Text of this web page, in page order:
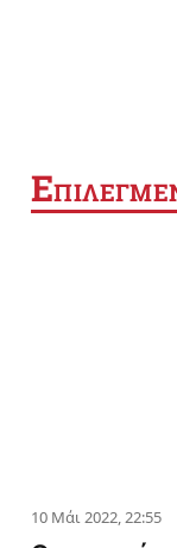
Ε
10 Μάι 2022, 22:55